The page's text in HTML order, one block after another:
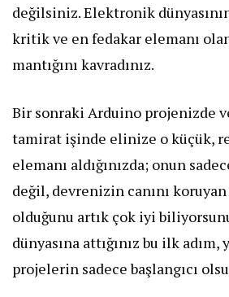
değilsiniz. Elektronik
kritik ve en fedakar elemanı
mantığını kavradınız.
Bir sonraki Arduino projenizde
tamirat işinde elinize o küçük,
elemanı aldığınızda; onun
değil, devrenizin canını
olduğunu artık çok iyi
dünyasına attığınız bu ilk adım,
projelerin sadece başlangıcı